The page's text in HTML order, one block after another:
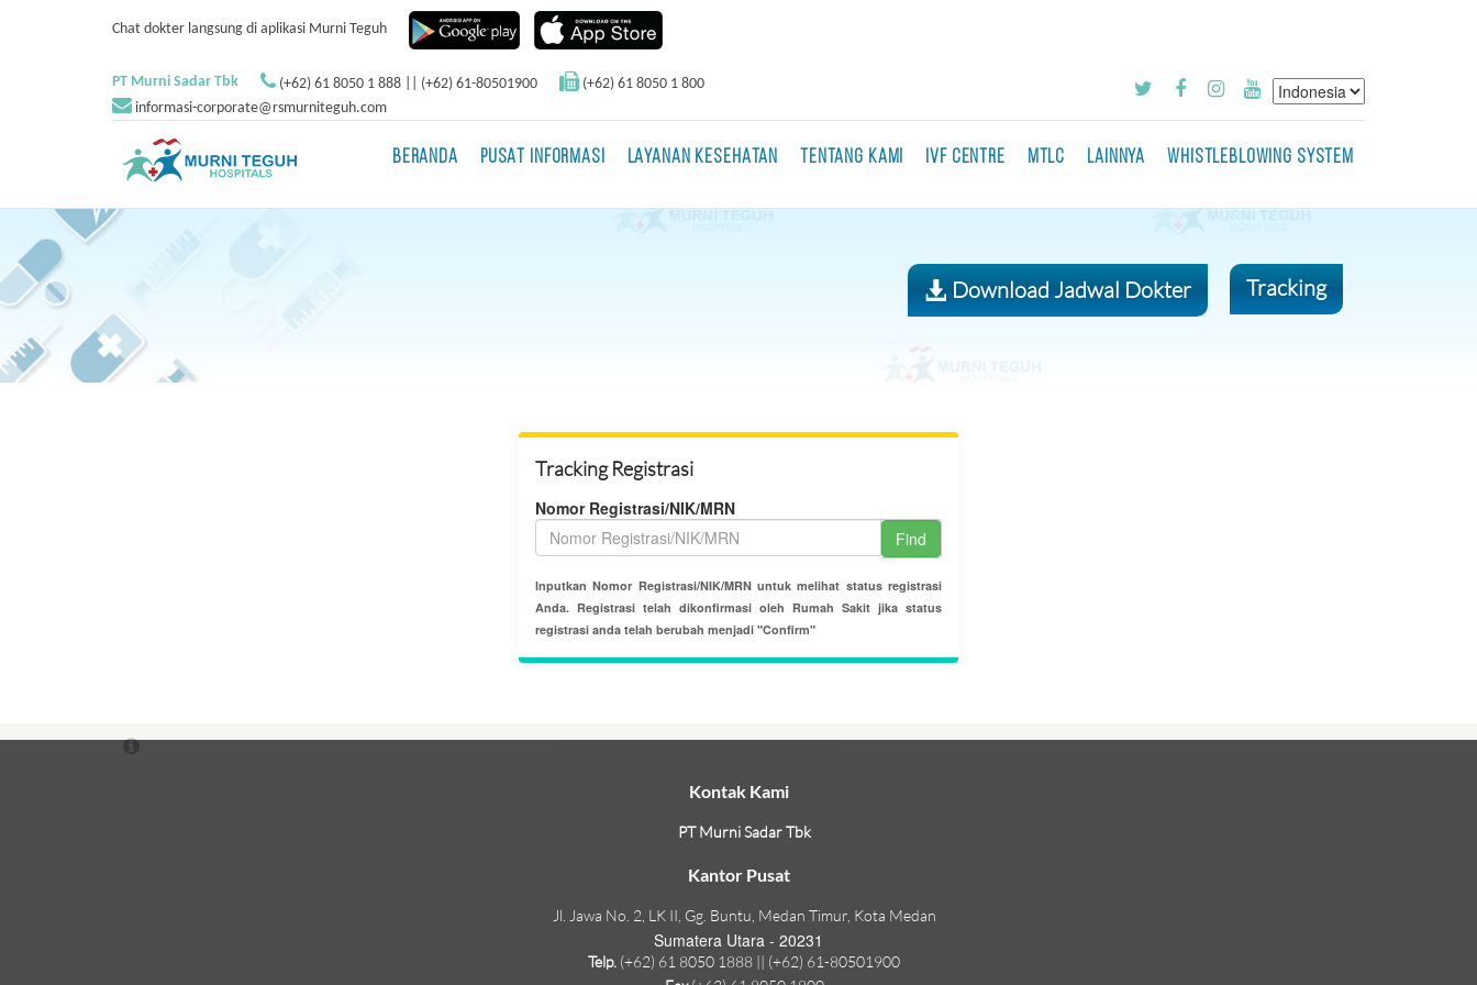
Chat dokter langsung di aplikasi Murni Teguh
PT Murni Sadar Tbk (+62) 61 8050 1 888 || (+62) 61-80501900
(+62) 61 8050 1 800
informasi-corporate@rsmurniteguh.com
BERANDA PUSAT INFORMASI LAYANAN KESEHATAN TENTANG KAMI IVF CENTRE MTLC LAINNYA WHISTLEBLOWING SYSTEM
Tracking
Download Jadwal Dokter
Tracking Registrasi
Nomor Registrasi/NIK/MRN
Find
Inputkan Nomor Registrasi/NIK/MRN untuk melihat status registrasi
Anda. Registrasi telah dikonfirmasi oleh Rumah Sakit jika status
registrasi anda telah berubah menjadi "Confirm"
Kontak Kami
PT Murni Sadar Tbk
Kantor Pusat
Jl. Jawa No. 2, LK II, Gg. Buntu, Medan Timur, Kota Medan
Sumatera Utara - 20231
Telp. (+62) 61 8050 1888 || (+62) 61-80501900